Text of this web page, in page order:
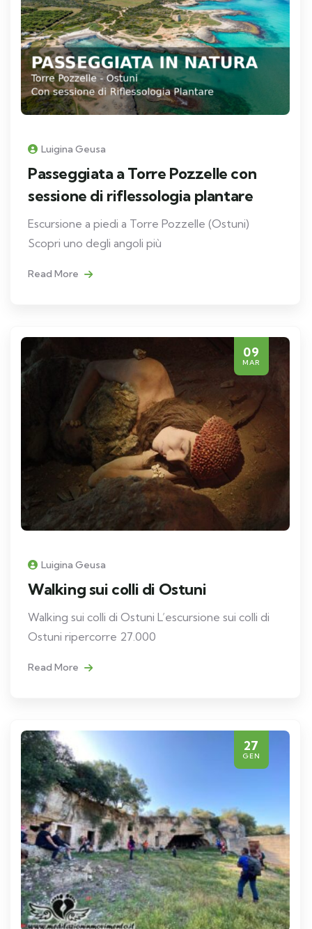
Luigina Geusa
Passeggiata a Torre Pozzelle con
sessione di riflessologia plantare
Escursione a piedi a Torre Pozzelle (Ostuni)
Scopri uno degli angoli più
Read More
09
MAR
Luigina Geusa
Walking sui colli di Ostuni
Walking sui colli di Ostuni L’escursione sui colli di
Ostuni ripercorre 27.000
Read More
27
GEN